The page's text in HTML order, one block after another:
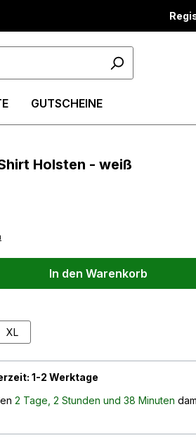
GUTSCHEINE
Holsten - weiß
XL
In den Warenkorb
1-2 Werktage
2 Tage, 2 Stunden und 38 Minuten